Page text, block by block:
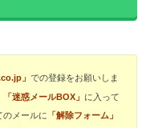
」 での登録をお願いしま
「迷惑メールBOX」 に入って
のメールに 「解除フォーム」